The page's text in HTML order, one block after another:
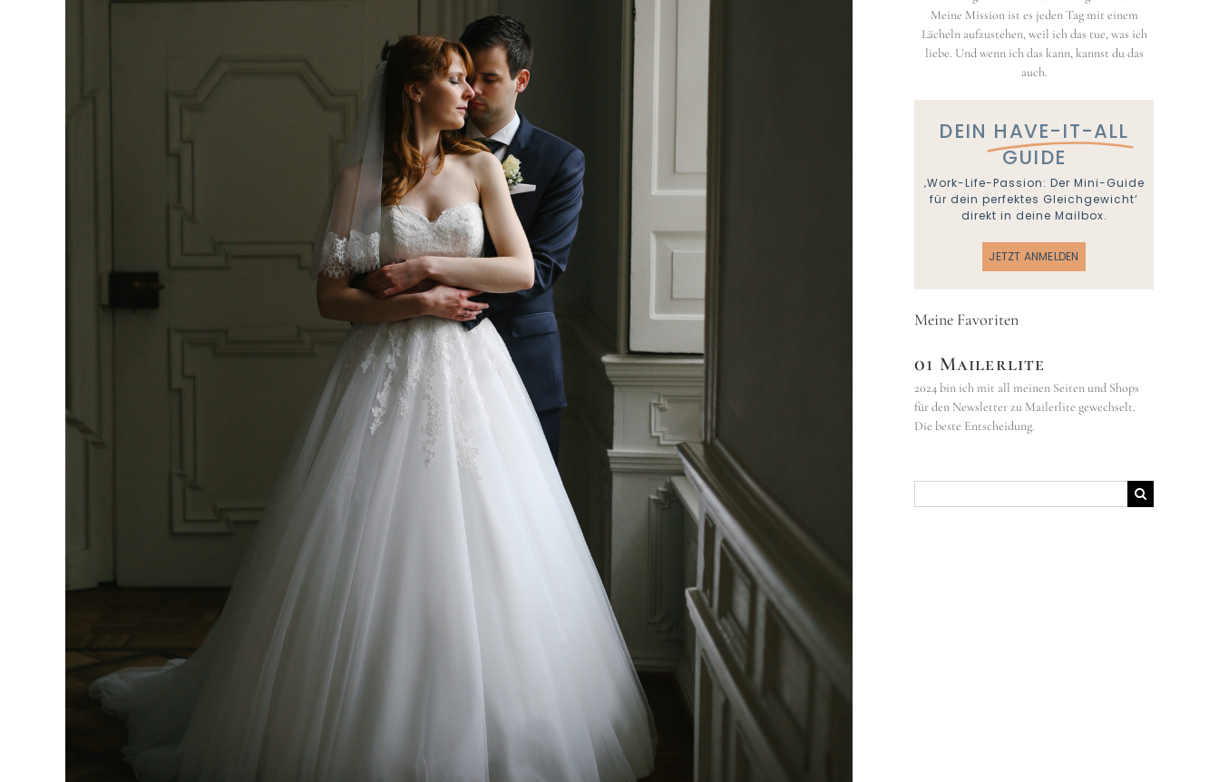
Meine Mission ist es jeden Tag mit einem
Lächeln aufzustehen, weil ich das tue, was ich
liebe. Und wenn ich das kann, kannst du das
auch.
DEIN HAVE-IT-ALL
GUIDE
‚Work-Life-Passion: Der Mini-Guide
für dein perfektes Gleichgewicht‘
direkt in deine Mailbox.
JETZT ANMELDEN
Meine Favoriten
01 Mailerlite
2024 bin ich mit all meinen Seiten und Shops
für den Newsletter zu Mailerlite gewechselt.
Die beste Entscheidung.
nach: